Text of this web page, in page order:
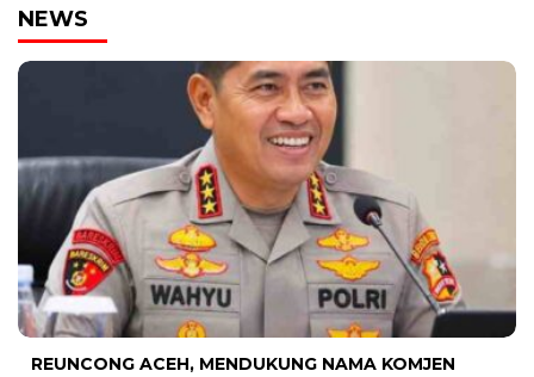
NEWS
REUNCONG ACEH, MENDUKUNG NAMA KOMJEN